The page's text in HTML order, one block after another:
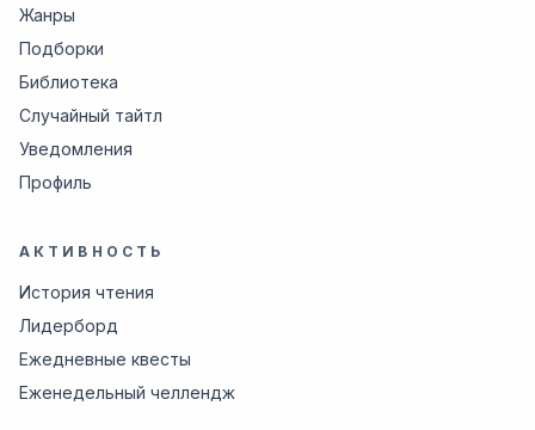
Жанры
Подборки
Библиотека
Случайный тайтл
Уведомления
Профиль
АКТИВНОСТЬ
История чтения
Лидерборд
Ежедневные квесты
Еженедельный челлендж